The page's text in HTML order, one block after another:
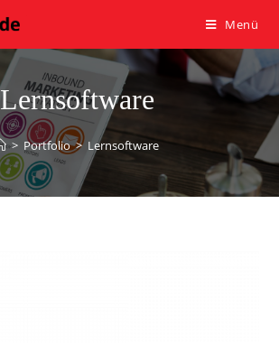
Menü
Lernsoftware
> Portfolio > Lernsoftware